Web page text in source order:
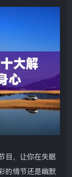
目，让你在失眠
的情节还是幽默